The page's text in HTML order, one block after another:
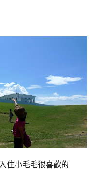
入住小毛毛很喜歡的